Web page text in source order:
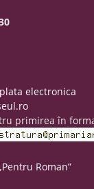
electronica
primirea în
Roman”